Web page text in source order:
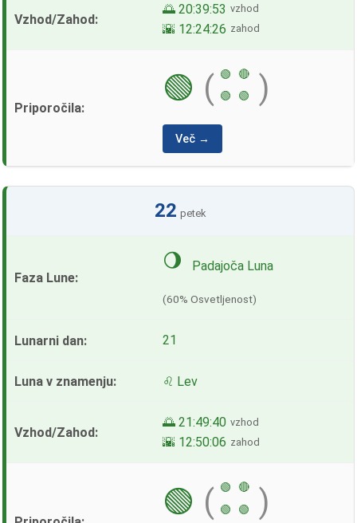
🌅 20:39:53 vzhod
🌇 12:24:26 zahod
🟢 ( 🟢
🔴
🟢
🟢 )
Več →
22 petek
🌖 Padajoča Luna
(60% Osvetljenost)
21
♌ Lev
🌅 21:49:40 vzhod
🌇 12:50:06 zahod
🟢 ( 🟢
🔴
🟢
🟢 )